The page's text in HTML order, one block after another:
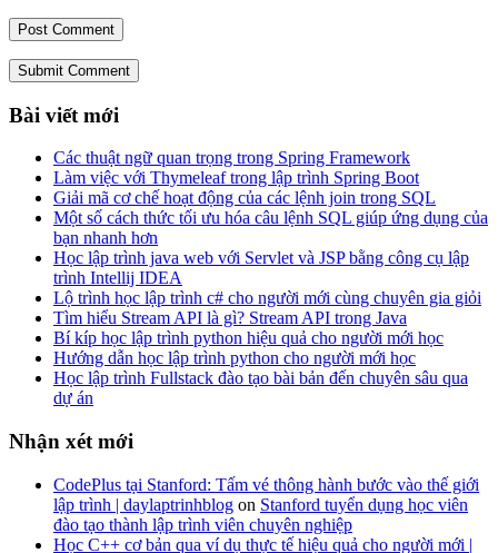
Submit Comment
Bài viết mới
Các thuật ngữ quan trọng trong Spring Framework
Làm việc với Thymeleaf trong lập trình Spring Boot
Giải mã cơ chế hoạt động của các lệnh join trong SQL
Một số cách thức tối ưu hóa câu lệnh SQL giúp ứng dụng của
bạn nhanh hơn
Học lập trình java web với Servlet và JSP bằng công cụ lập
trình Intellij IDEA
Lộ trình học lập trình c# cho người mới cùng chuyên gia giỏi
Tìm hiểu Stream API là gì? Stream API trong Java
Bí kíp học lập trình python hiệu quả cho người mới học
Hướng dẫn học lập trình python cho người mới học
Học lập trình Fullstack đào tạo bài bản đến chuyên sâu qua
dự án
Nhận xét mới
CodePlus tại Stanford: Tấm vé thông hành bước vào thế giới
lập trình | daylaptrinhblog on Stanford tuyển dụng học viên
đào tạo thành lập trình viên chuyên nghiệp
Học C++ cơ bản qua ví dụ thực tế hiệu quả cho người mới |